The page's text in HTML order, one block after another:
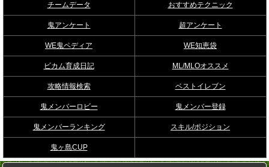
チームデータ おすすめテクニック
鬼アンケート 超アンケート
WE鬼ペディア WE知恵袋
ビカム育成日記 ML/MLOオススメ
攻略情報検索 ベストイレブン
鬼メンバーロビー 鬼メンバー登録
鬼メンバーランキング スキル/ポジション
鬼ヶ島CUP